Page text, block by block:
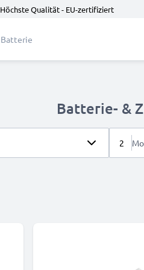
Höchste Qualität - EU-zertifiziert
Batterie- &
2